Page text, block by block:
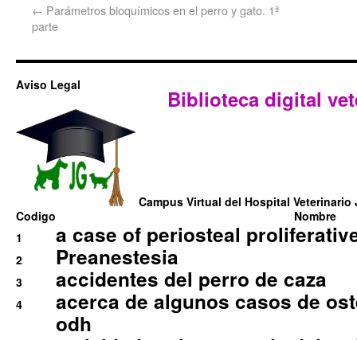
← Parámetros bioquímicos en el perro y gato. 1ª
parte
Aviso Legal
Biblioteca digital
Campus Virtual del Hospital Veterinario
Codigo
Nombre
1
a case of periosteal
2 Preanestesia
3 accidentes del perro de caza
4
acerca de algunos casos de
odh